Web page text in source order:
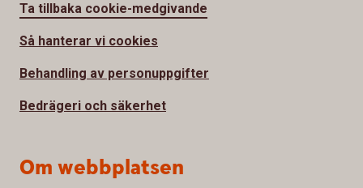
Ta tillbaka cookie-medgivande
Så hanterar vi cookies
Behandling av personuppgifter
Bedrägeri och säkerhet
Om webbplatsen